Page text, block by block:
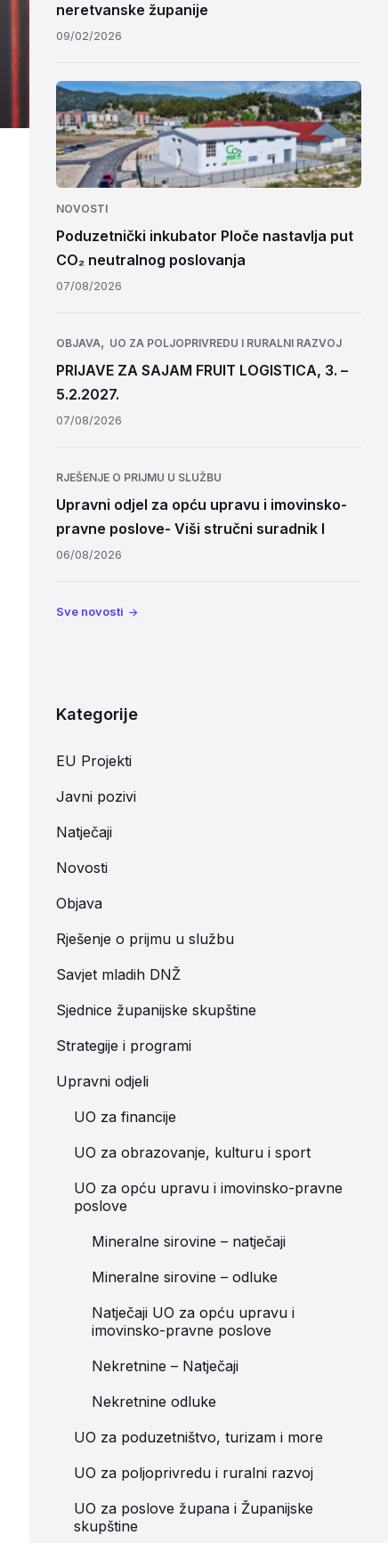
neretvanske županije
09/02/2026
NOVOSTI
Poduzetnički inkubator Ploče nastavlja put
CO₂ neutralnog poslovanja
07/08/2026
OBJAVA, UO ZA POLJOPRIVREDU I RURALNI RAZVOJ
PRIJAVE ZA SAJAM FRUIT LOGISTICA, 3. –
5.2.2027.
07/08/2026
RJEŠENJE O PRIJMU U SLUŽBU
Upravni odjel za opću upravu i imovinsko-
pravne poslove- Viši stručni suradnik I
06/08/2026
Sve novosti
Kategorije
EU Projekti
Javni pozivi
Natječaji
Novosti
Objava
Rješenje o prijmu u službu
Savjet mladih DNŽ
Sjednice županijske skupštine
Strategije i programi
Upravni odjeli
UO za financije
UO za obrazovanje, kulturu i sport
UO za opću upravu i imovinsko-pravne
poslove
Mineralne sirovine – natječaji
Mineralne sirovine – odluke
Natječaji UO za opću upravu i
imovinsko-pravne poslove
Nekretnine – Natječaji
Nekretnine odluke
UO za poduzetništvo, turizam i more
UO za poljoprivredu i ruralni razvoj
UO za poslove župana i Županijske
skupštine